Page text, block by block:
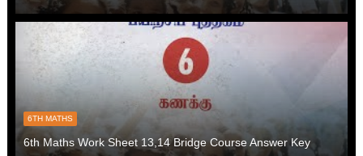
6TH MATHS
6th Maths Work Sheet 13,14 Bridge Course Answer Key